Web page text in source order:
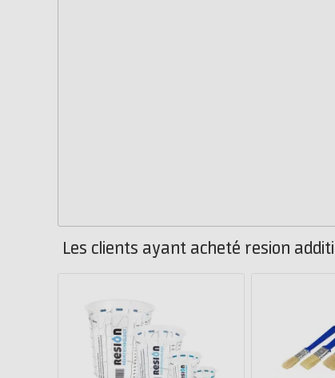
Les clients ayant acheté resion